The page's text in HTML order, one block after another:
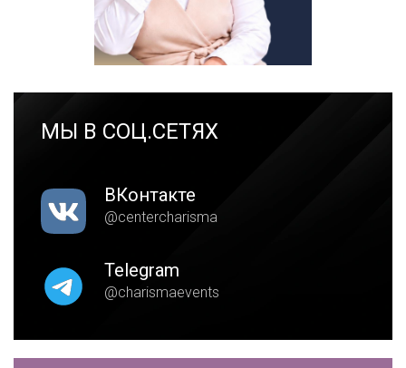
МЫ В СОЦ.СЕТЯХ
ВКонтакте
@centercharisma
Telegram
@charismaevents